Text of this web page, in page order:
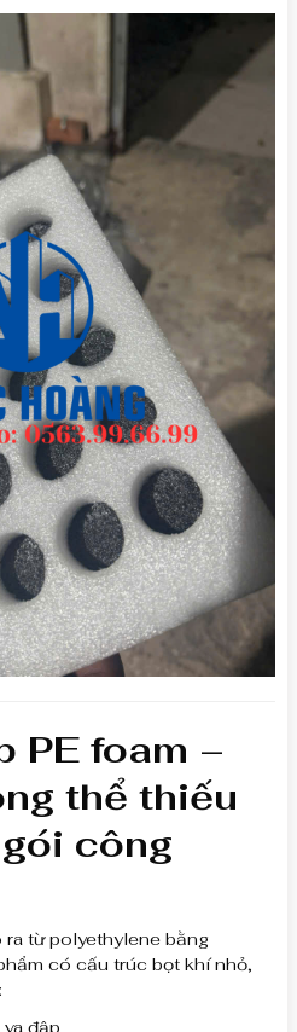
PE foam –
thể thiếu
công
ra từ polyethylene bằng
có cấu trúc bọt khí nhỏ,
đập